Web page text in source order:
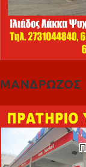
ΜΑΝΔΡΩΖΟΣ